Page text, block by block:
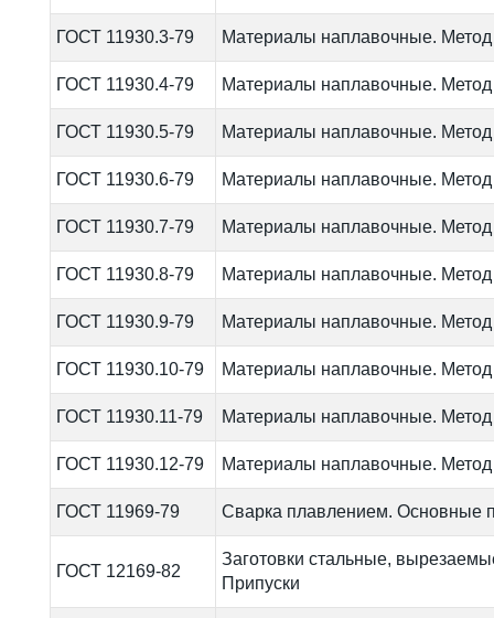
ГОСТ 11930.3-79 Материалы наплавочные.
ГОСТ 11930.4-79 Материалы наплавочные.
ГОСТ 11930.5-79 Материалы наплавочные.
ГОСТ 11930.6-79 Материалы наплавочные. Метод
ГОСТ 11930.7-79 Материалы наплавочные.
ГОСТ 11930.8-79 Материалы наплавочные.
ГОСТ 11930.9-79 Материалы наплавочные.
ГОСТ 11930.10-79 Материалы наплавочные.
ГОСТ 11930.11-79 Материалы наплавочные.
ГОСТ 11930.12-79 Материалы наплавочные.
ГОСТ 11969-79 Сварка плавлением. Основные
ГОСТ 12169-82
Заготовки стальные,
Припуски